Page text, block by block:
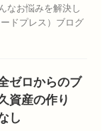
お悩みを解決し
ドプレス）ブログ
ゼロからのブ
資産の作り
し